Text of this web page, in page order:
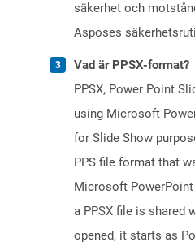
säkerhet och
Asposes
Vad är PPSX-format?
PPSX, Power Point
using Microsoft
for Slide Show
PPS file format that
Microsoft PowerPoint
a PPSX file is shared
opened, it starts as